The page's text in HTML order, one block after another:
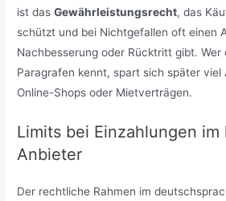
ist dasGewährleistungsrecht, das
schützt und bei Nichtgefallen oft einen
Nachbesserung oder Rücktritt gibt. Wer
Paragrafen kennt, spart sich später viel
Online-Shops oder Mietverträgen.
Limits bei Einzahlungen
Anbieter
Der rechtliche Rahmen im